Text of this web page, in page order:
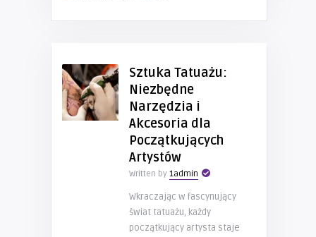
Sztuka Tatuażu:
Niezbędne
Narzędzia i
Akcesoria dla
Początkujących
Artystów
Written by 1admin
Wkraczając w fascynujący
świat tatuażu, każdy
początkujący artysta staje